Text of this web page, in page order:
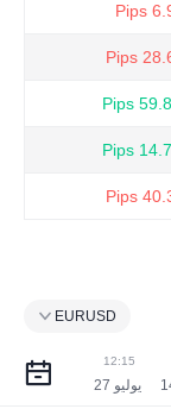
EURUSD
12:15